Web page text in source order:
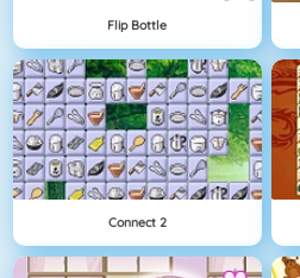
Flip Bottle
Connect 2